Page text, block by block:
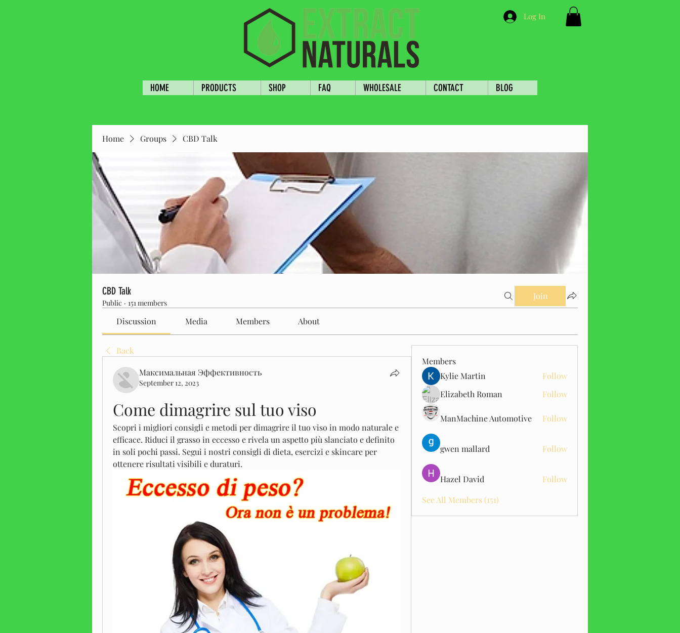
Log In
HOME PRODUCTS SHOP FAQ WHOLESALE CONTACT BLOG
Home Groups CBD Talk
CBD Talk
Public · 151 members
Join
Discussion Media Members About
Back
Максимальная Эффективность
September 12, 2023
Come dimagrire sul tuo viso
Scopri i migliori consigli e metodi per dimagrire il tuo viso in modo naturale e
efficace. Riduci il grasso in eccesso e rivela un aspetto più slanciato e definito
in soli pochi passi. Segui i nostri consigli di dieta, esercizi e skincare per
ottenere risultati visibili e duraturi.
Members
Kylie Martin
Follow
Elizabeth Roman
Follow
ManMachine Automotive Follow
gwen mallard Follow
Hazel David
Follow
See All Members (151)